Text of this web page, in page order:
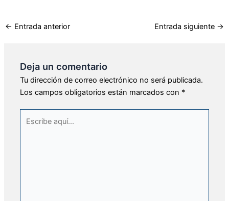
← Entrada anterior Entrada siguiente →
Deja un comentario
Tu dirección de correo electrónico no será publicada.
Los campos obligatorios están marcados con *